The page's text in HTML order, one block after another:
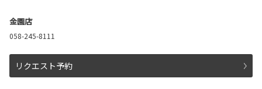
金園店
058-245-8111
リクエスト予約